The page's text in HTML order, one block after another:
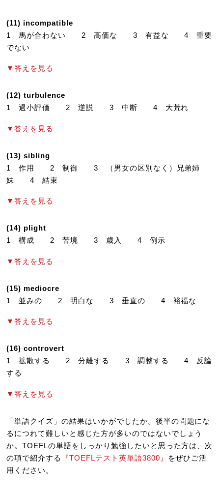
(11) incompatible
1 馬が合わない 2 高価な 3 有益な 4 重要
でない
▼答えを見る
(12) turbulence
1 過小評価 2 逆説 3 中断 4 大荒れ
▼答えを見る
(13) sibling
1 作用 2 制御 3 （男女の区別なく）兄弟姉
妹 4 結束
▼答えを見る
(14) plight
1 構成 2 苦境 3 歳入 4 例示
▼答えを見る
(15) mediocre
1 並みの 2 明白な 3 垂直の 4 裕福な
▼答えを見る
(16) controvert
1 拡散する 2 分離する 3 調整する 4 反論
する
▼答えを見る
「単語クイズ」の結果はいかがでしたか。後半の問題にな
るにつれて難しいと感じた方が多いのではないでしょう
か。TOEFLの単語をしっかり勉強したいと思った方は、次
の項で紹介する
『TOEFLテスト英単語3800』
をぜひご活
用ください。